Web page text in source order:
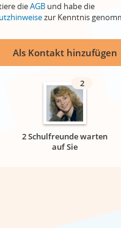
dieAGB und habe die
zur Kenntnis
Als Kontakt hinzufügen
2
2 Schulfreunde warten
auf Sie